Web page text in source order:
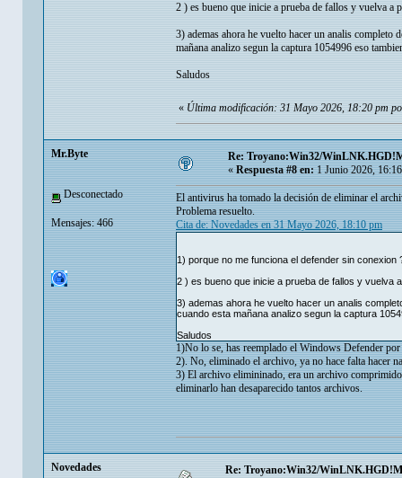
2 ) es bueno que inicie a prueba de fallos y vuelva a
3) ademas ahora he vuelto hacer un analis completo
mañana analizo segun la captura 1054996 eso
Saludos
« Última modificación: 31 Mayo 2026, 18:20 pm
Mr.Byte
Desconectado
Mensajes: 466
Re: Troyano:Win32/
«Respuesta #8 en:1 Junio 2026,
El antivirus ha tomado la decisión de eliminar el
Problema resuelto.
Cita de: Novedades en 31 Mayo 2026, 18:10 pm
1) porque no me funciona el defender sin conexion
2 ) es bueno que inicie a prueba de fallos y vuelva
3) ademas ahora he vuelto hacer un analis
cuando esta mañana analizo segun la captura
Saludos
1)No lo se, has reemplado el Windows Defender
2). No, eliminado el archivo, ya no hace falta hacer
3) El archivo elimininado, era un archivo
eliminarlo han desaparecido tantos archivos.
Novedades
Re: Troyano:Win32/